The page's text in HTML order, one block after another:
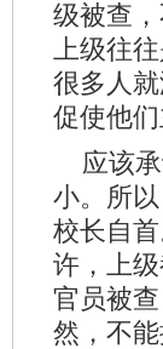
级被查
上级往
很多人
促使他们
应该承
小。所
校长自
许，上
官员被
然，不